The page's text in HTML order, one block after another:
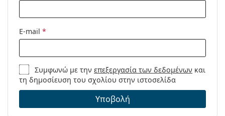
E-mail *
Συμφωνώ με τηνεπεξεργασία των δεδομένων και
τη δημοσίευση του σχολίου στην ιστοσελίδα
Υποβολή